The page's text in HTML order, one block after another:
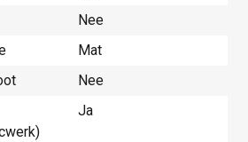
Nee
Mat
Nee
Ja